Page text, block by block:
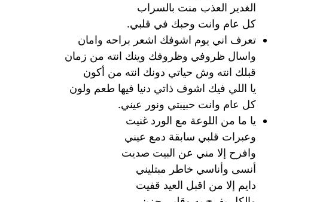
الغدير العذب منت بالسراب
كل عام وانت وحبك في قلبي.
تعرف اني يوم اشوفك اشعر براحه وامان
واسال ظروفي وظروفك وينك انته من زمان
قبلك انته وش حياتي دونك انته من أكون
يا اللي فيك اشوف ذاتي دنيا فيها طعم ولون
كل عام وانت حبيبتي ونور عيني.
يا ما من اللوعة مع الورد غنيت
وعبرات قلبي سابقة دمع عيني
وافرح إلا مني عن البيت صديت
أنسى وأناسي خاطر مبتليني
دايم إلا من اقبل العيد قفيت